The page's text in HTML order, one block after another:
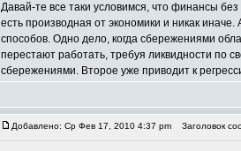
Давай-те все таки условимся, что финансы
есть производная от экономики и никак
способов. Одно дело, когда сбережениями
перестают работать, требуя ликвидности по
сбережениями. Второе уже приводит к
Добавлено: Ср Фев 17, 2010 4:37 pm Заголовок